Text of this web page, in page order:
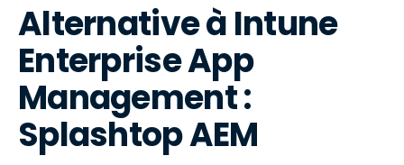
Alternative à Intune
Enterprise App
Management :
Splashtop AEM